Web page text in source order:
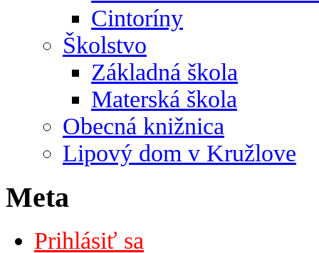
Cintoríny
Školstvo
Základná škola
Materská škola
Obecná knižnica
Lipový dom v Kružlove
Meta
Prihlásiť sa